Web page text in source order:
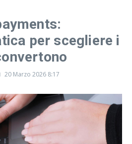
per scegliere i
20 Marzo 2026 8:17